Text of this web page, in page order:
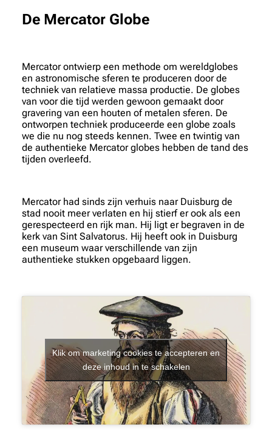
De Mercator Globe
Mercator ontwierp een methode om wereldglobes
en astronomische sferen te produceren door de
techniek van relatieve massa productie. De globes
van voor die tijd werden gewoon gemaakt door
gravering van een houten of metalen sferen. De
ontworpen techniek produceerde een globe zoals
we die nu nog steeds kennen. Twee en twintig van
de authentieke Mercator globes hebben de tand des
tijden overleefd.
Mercator had sinds zijn verhuis naar Duisburg de
stad nooit meer verlaten en hij stierf er ook als een
gerespecteerd en rijk man. Hij ligt er begraven in de
kerk van Sint Salvatorus. Hij heeft ook in Duisburg
een museum waar verschillende van zijn
authentieke stukken opgebaard liggen.
Klik om marketing cookies te accepteren en
deze inhoud in te schakelen